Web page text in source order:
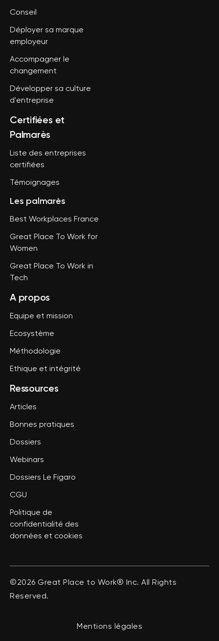
Conseil
Déployer sa marque
employeur
Accompagner le
changement
Développer sa culture
d'entreprise
Certifiées et
Palmarès
Liste des entreprises
certifiées
Témoignages
Les palmarès
Best Workplaces France
Great Place To Work for
Women
Great Place To Work in
Tech
A propos
Equipe et mission
Ecosystème
Méthodologie
Ethique et intégrité
Ressources
Articles
Bonnes pratiques
Dossiers
Webinars
Dossiers Le Figaro
CGU
Politique de
confidentialité des
données et cookies
©2026 Great Place to Work® Inc. All Rights
Reserved.
Mentions légales